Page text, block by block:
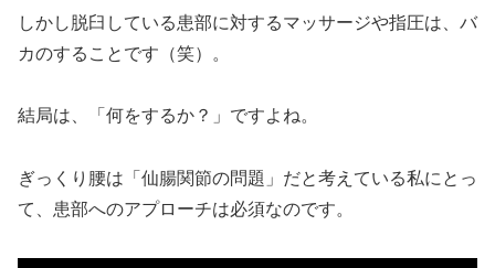
しかし脱臼している患部に対するマッサージや指圧は、バ
カのすることです（笑）。
結局は、「何をするか？」ですよね。
ぎっくり腰は「仙腸関節の問題」だと考えている私にとっ
て、患部へのアプローチは必須なのです。